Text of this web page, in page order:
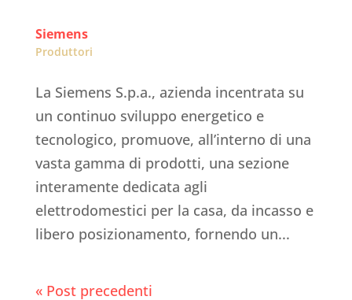
Siemens
Produttori
La Siemens S.p.a., azienda incentrata su
un continuo sviluppo energetico e
tecnologico, promuove, all’interno di una
vasta gamma di prodotti, una sezione
interamente dedicata agli
elettrodomestici per la casa, da incasso e
libero posizionamento, fornendo un...
« Post precedenti